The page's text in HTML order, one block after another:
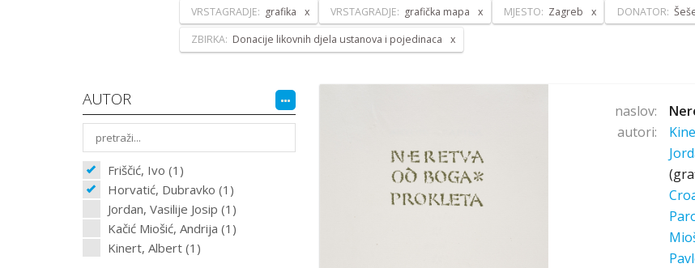
VRSTAGRADJE: grafika VRSTAGRADJE: grafička mapa MJESTO: Zagreb DONATOR:
ZBIRKA: Donacije likovnih djela ustanova i pojedinaca
AUTOR
Friščić, Ivo (1)
Horvatić, Dubravko (1)
Jordan, Vasilije Josip (1)
Kačić Miošić, Andrija (1)
Kinert, Albert (1)
naslov:
autori: